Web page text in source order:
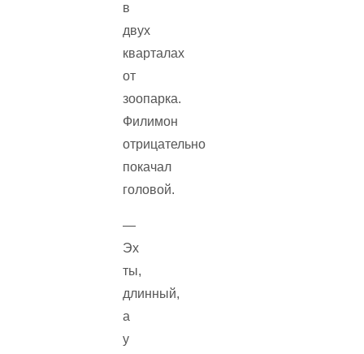
в
двух
кварталах
от
зоопарка.
Филимон
отрицательно
покачал
головой.
—
Эх
ты,
длинный,
а
у